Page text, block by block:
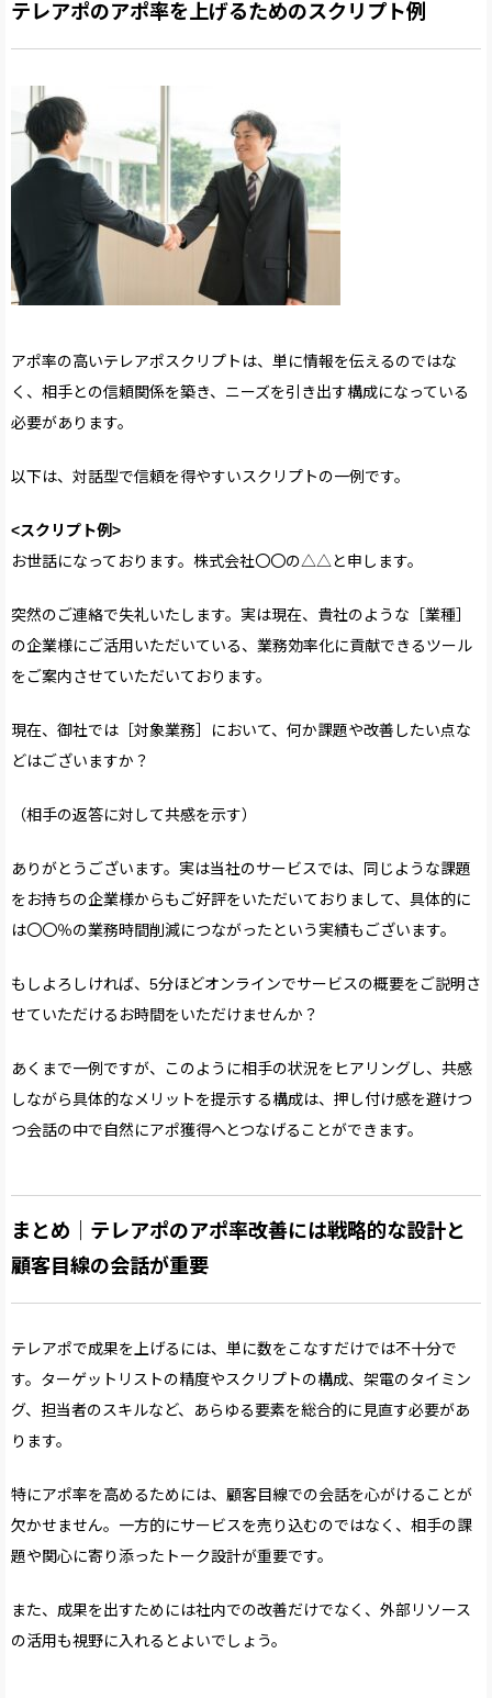
テレアポのアポ率を上げるためのスクリプト例
アポ率の高いテレアポスクリプトは、単に情報を伝えるのではな
く、相手との信頼関係を築き、ニーズを引き出す構成になっている
必要があります。
以下は、対話型で信頼を得やすいスクリプトの一例です。
<スクリプト例>
お世話になっております。株式会社〇〇の△△と申します。
突然のご連絡で失礼いたします。実は現在、貴社のような［業種］
の企業様にご活用いただいている、業務効率化に貢献できるツール
をご案内させていただいております。
現在、御社では［対象業務］において、何か課題や改善したい点な
どはございますか？
（相手の返答に対して共感を示す）
ありがとうございます。実は当社のサービスでは、同じような課題
をお持ちの企業様からもご好評をいただいておりまして、具体的に
は〇〇％の業務時間削減につながったという実績もございます。
もしよろしければ、5分ほどオンラインでサービスの概要をご説明さ
せていただけるお時間をいただけませんか？
あくまで一例ですが、このように相手の状況をヒアリングし、共感
しながら具体的なメリットを提示する構成は、押し付け感を避けつ
つ会話の中で自然にアポ獲得へとつなげることができます。
まとめ｜テレアポのアポ率改善には戦略的な設計と
顧客目線の会話が重要
テレアポで成果を上げるには、単に数をこなすだけでは不十分で
す。ターゲットリストの精度やスクリプトの構成、架電のタイミン
グ、担当者のスキルなど、あらゆる要素を総合的に見直す必要があ
ります。
特にアポ率を高めるためには、顧客目線での会話を心がけることが
欠かせません。一方的にサービスを売り込むのではなく、相手の課
題や関心に寄り添ったトーク設計が重要です。
また、成果を出すためには社内での改善だけでなく、外部リソース
の活用も視野に入れるとよいでしょう。